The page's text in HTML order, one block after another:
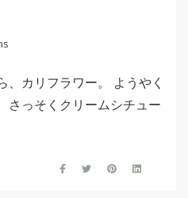
、カリフラワー。 ようやく
さっそくクリームシチュー